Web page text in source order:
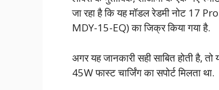
जा रहा है कि यह मॉडल रेडमी नोट 17
MDY-15-EQ) का जिक्र किया गया है.
अगर यह जानकारी सही साबित होती है,
45W फास्ट चार्जिंग का सपोर्ट मिलता था.